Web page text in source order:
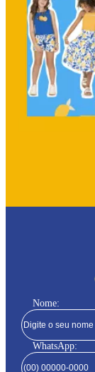
Nome:
WhatsApp: